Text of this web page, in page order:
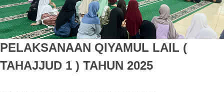
PELAKSANAAN QIYAMUL LAIL (
TAHAJJUD 1 ) TAHUN 2025